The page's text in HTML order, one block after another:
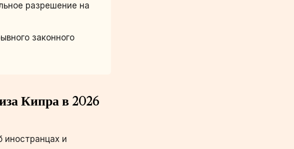
разрешение на
законного
Кипра в 2026
иностранцах и